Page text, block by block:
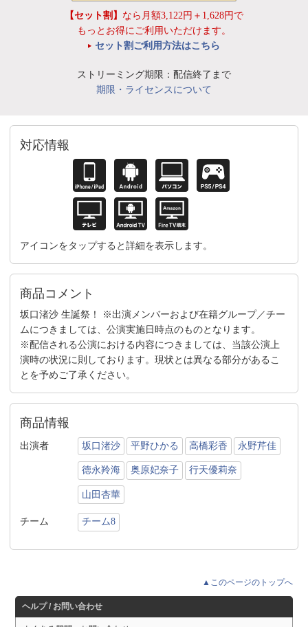
【セット割】 なら月額3,122円＋1,628円で
もっとお得にご利用いただけます。
セット割ご利用方法はこちら
ストリーミング期限：配信終了まで
期限・ライセンスについて
対応情報
アイコンをタップすると詳細を表示します。
商品コメント
坂口渚沙 生誕祭！ ※出演メンバーおよび在籍グループ／チー
ムにつきましては、公演実施日時点のものとなります。
※配信される公演における内容につきましては、当該公演上
演時の状況に則しております。現状とは異なる部分があるこ
とを予めご了承ください。
商品情報
出演者 坂口渚沙 平野ひかる 高橋彩香 永野芹佳
徳永羚海 奥原妃奈子 行天優莉奈
山田杏華
チーム チーム8
▲このページのトップへ
ヘルプ / お問い合わせ